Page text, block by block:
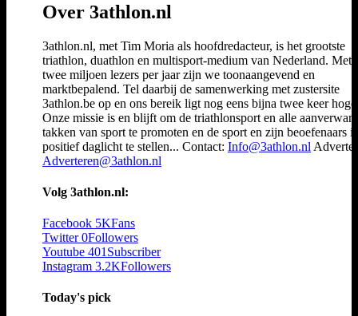
Over 3athlon.nl
3athlon.nl, met Tim Moria als hoofdredacteur, is het grootste
triathlon, duathlon en multisport-medium van Nederland. Met
twee miljoen lezers per jaar zijn we toonaangevend en
marktbepalend. Tel daarbij de samenwerking met zustersite
3athlon.be op en ons bereik ligt nog eens bijna twee keer
Onze missie is en blijft om de triathlonsport en alle
takken van sport te promoten en de sport en zijn beoefenaars
positief daglicht te stellen... Contact: Info@3athlon.nl
Adverteren@3athlon.nl
Volg 3athlon.nl:
Facebook 5KFans
Twitter 0Followers
Youtube 401 Subscriber
Instagram 3.2KFollowers
Today's pick